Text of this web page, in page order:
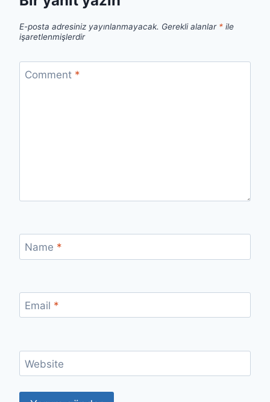
E-posta adresiniz yayınlanmayacak. Gerekli alanlar * ile
işaretlenmişlerdir
Comment *
Name *
Email *
Website